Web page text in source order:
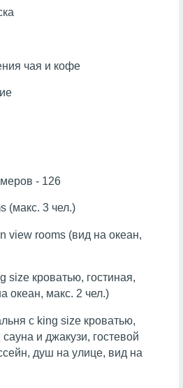
чая и кофе
- 126
(макс. 3 чел.)
view rooms (вид на океан,
size кроватью, гостиная,
океан, макс. 2 чел.)
с king size кроватью,
и джакузи, гостевой
душ на улице, вид на